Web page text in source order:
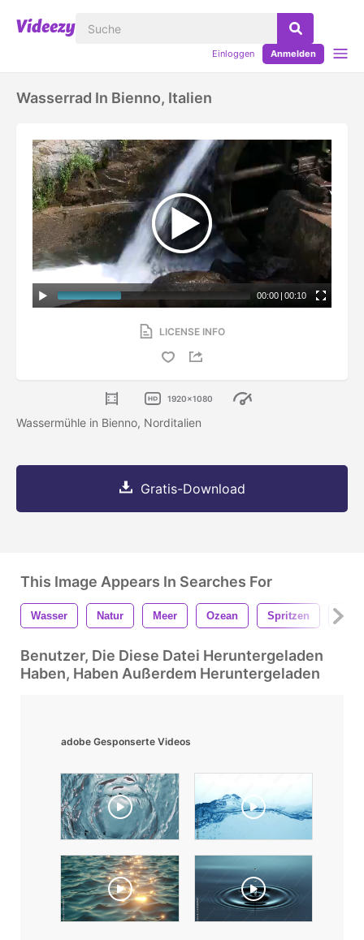
Einloggen Anmelden
Wasserrad In Bienno, Italien
00:00 | 00:10
LICENSE INFO
1920x1080
Wassermühle in Bienno, Norditalien
Gratis-Download
This Image Appears In Searches For
Wasser Natur Meer Ozean Spritzen Boot
Benutzer, Die Diese Datei Heruntergeladen
Haben, Haben Außerdem Heruntergeladen
adobe Gesponserte Videos